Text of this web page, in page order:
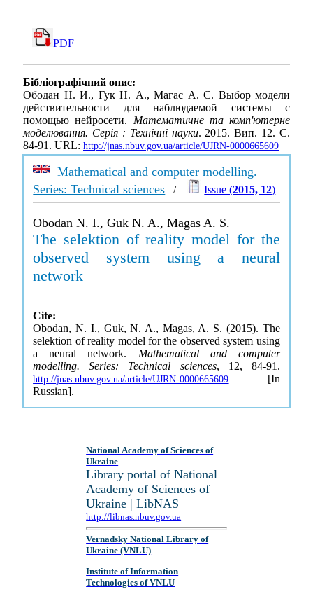
PDF
Бібліографічний опис:
Ободан Н. И., Гук Н. А., Магас А. С. Выбор модели
действительности для наблюдаемой системы с
помощью нейросети. Математичне та комп'ютерне
моделювання. Серія : Технічні науки. 2015. Вип. 12. С.
84-91. URL: http://jnas.nbuv.gov.ua/article/UJRN-0000665609
Mathematical and computer modelling.
Series: Technical sciences / Issue (2015, 12)
Obodan N. I., Guk N. A., Magas A. S.
The selektion of reality model for the
observed system using a neural
network
Cite:
Obodan, N. I., Guk, N. A., Magas, A. S. (2015). The
selektion of reality model for the observed system using
a neural network. Mathematical and computer
modelling. Series: Technical sciences, 12, 84-91.
http://jnas.nbuv.gov.ua/article/UJRN-0000665609 [In
Russian].
National Academy of Sciences of
Ukraine
Library portal of National
Academy of Sciences of
Ukraine | LibNAS
http://libnas.nbuv.gov.ua
Vernadsky National Library of
Ukraine (VNLU)
Institute of Information
Technologies of VNLU